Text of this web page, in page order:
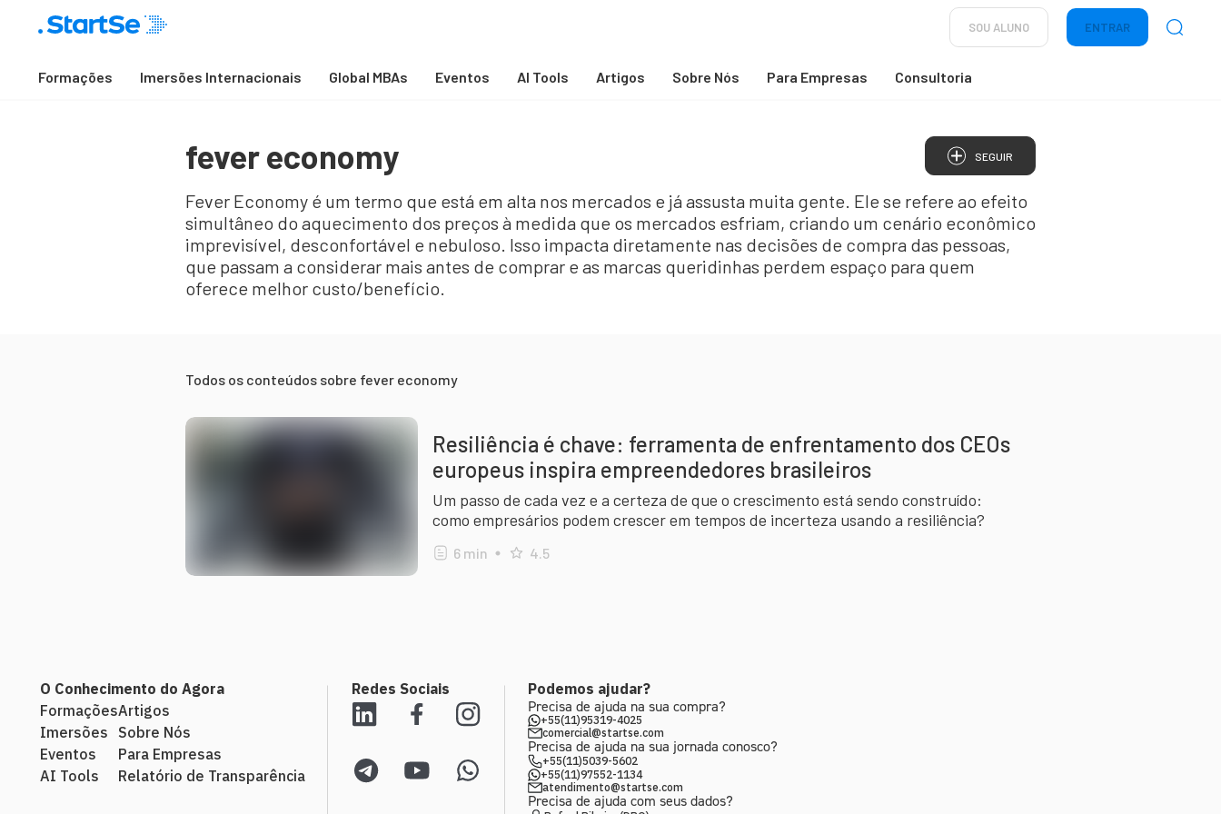
SOU ALUNO ENTRAR
Formações Imersões Internacionais Global MBAs Eventos AI Tools Artigos Sobre Nós Para Empresas Consultoria
fever economy SEGUIR
Fever Economy é um termo que está em alta nos mercados e já assusta muita gente. Ele se refere ao efeito
simultâneo do aquecimento dos preços à medida que os mercados esfriam, criando um cenário econômico
imprevisível, desconfortável e nebuloso. Isso impacta diretamente nas decisões de compra das pessoas,
que passam a considerar mais antes de comprar e as marcas queridinhas perdem espaço para quem
oferece melhor custo/benefício.
Todos os conteúdos sobre fever economy
Resiliência é chave: ferramenta de enfrentamento dos CEOs
europeus inspira empreendedores brasileiros
Um passo de cada vez e a certeza de que o crescimento está sendo construído:
como empresários podem crescer em tempos de incerteza usando a resiliência?
6 min 4.5
O Conhecimento do Agora
Formações
Imersões
Eventos
AI Tools
Artigos
Sobre Nós
Para Empresas
Relatório de Transparência
Redes Sociais Podemos ajudar?
Precisa de ajuda na sua compra?
+55(11)95319-4025
comercial@startse.com
Precisa de ajuda na sua jornada conosco?
+55(11)5039-5602
+55(11)97552-1134
atendimento@startse.com
Precisa de ajuda com seus dados?